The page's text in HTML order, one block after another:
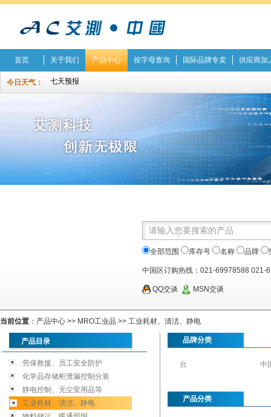
首页 关于我们 产品中心 按字母查询 国际品牌专卖 供应商加
今日天气：
全部范围 库存号 名称 品牌
中国区订购热线：021-69978588 021-
QQ交谈 MSN交谈
当前位置 ： 产品中心 >> MRO工业品 >> 工业耗材、清洁、静电
产品目录
劳保救援、员工安全防护
化学品存储柜泄漏控制分装
静电控制、无尘室用品等
工业耗材、清洁、静电
品牌分类
台 中
产品分类